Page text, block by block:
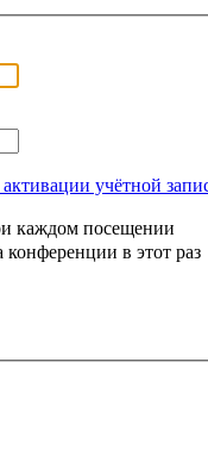
учётной
каждом посещении
в этот раз